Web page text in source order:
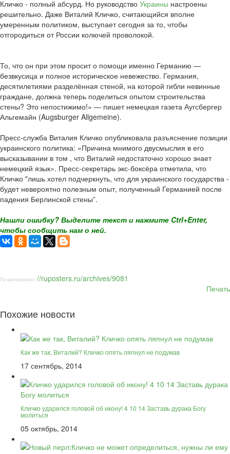
Кличко - полный абсурд. Но руководство Украины настроены
решительно. Даже Виталий Кличко, считающийся вполне
умеренным политиком, выступает сегодня за то, чтобы
отгородиться от России колючей проволокой.
То, что он при этом просит о помощи именно Германию —
безвкусица и полное историческое невежество. Германия,
десятилетиями разделённая стеной, на которой гибли невинные
граждане, должна теперь поделиться опытом строительства
стены? Это непостижимо!» — пишет немецкая газета Аугсбергер
Альгемайн (Augsburger Allgemeine).
Пресс-служба Виталия Кличко опубликовала разъяснение позиции
украинского политика: «Причина мнимого двусмыслия в его
высказывании в том , что Виталий недостаточно хорошо знает
немецкий язык». Пресс-секретарь экс-боксёра отметила, что
Кличко "лишь хотел подчеркнуть, что для украинского государства -
будет невероятно полезным опыт, полученный Германией после
падения Берлинской стены”.
Нашли ошибку? Выделите текст и нажмите Ctrl+Enter,
чтобы сообщить нам о ней.
По материалам: //ruposters.ru/archives/9081
Печать
Похожие новости
Как же так, Виталий? Кличко опять ляпнул не подумав
17 сентябрь, 2014
Кличко ударился головой об икону! 4 10 14 Заставь дурака Богу
молиться
05 октябрь, 2014